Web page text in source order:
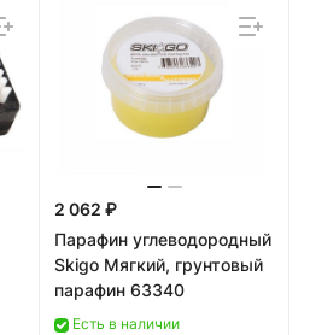
2 062 ₽
Парафин углеводородный
Skigo Мягкий, грунтовый
парафин 63340
Есть в наличии